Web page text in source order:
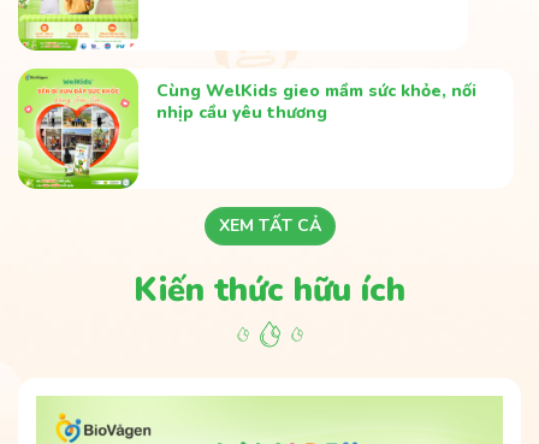
Cùng WelKids gieo mầm sức khỏe, nối
nhịp cầu yêu thương
XEM TẤT CẢ
Kiến thức hữu ích